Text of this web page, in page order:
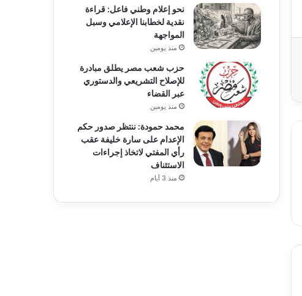
نحو إعلام وطني فاعل: قراءة
نقدية لخطابنا الإعلامي وسبل
المواجهة
منذ يومين
حزب شعب مصر يطلق مبادرة
للإصلاح التشريعي والدستوري
عبر القضاء
منذ يومين
محمد حمودة: ننتظر صدور حكم
الإعدام على سارة خليفة عقب
رأي المفتي لاتخاذ إجراءات
الاستئناف
منذ 3 أيام